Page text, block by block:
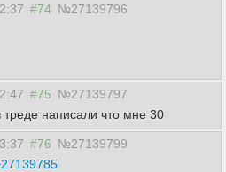
#74 №27139796
#75 №27139797
треде написали что мне 30
#76 №27139799